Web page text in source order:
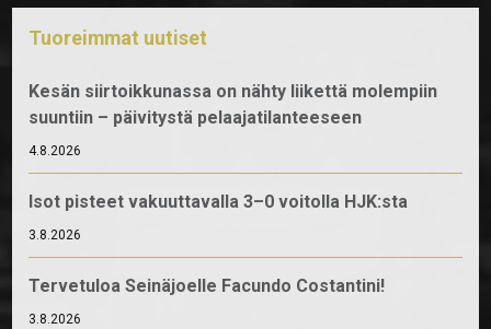
Tuoreimmat uutiset
Kesän siirtoikkunassa on nähty liikettä molempiin
suuntiin – päivitystä pelaajatilanteeseen
4.8.2026
Isot pisteet vakuuttavalla 3–0 voitolla HJK:sta
3.8.2026
Tervetuloa Seinäjoelle Facundo Costantini!
3.8.2026